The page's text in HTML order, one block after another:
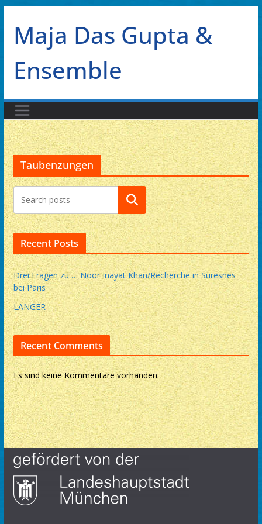
Inhalt
springen
Maja Das Gupta &
Ensemble
Taubenzungen
Suchen
Recent Posts
Drei Fragen zu … Noor Inayat Khan/Recherche in Suresnes
bei Paris
LANGER
Recent Comments
Es sind keine Kommentare vorhanden.